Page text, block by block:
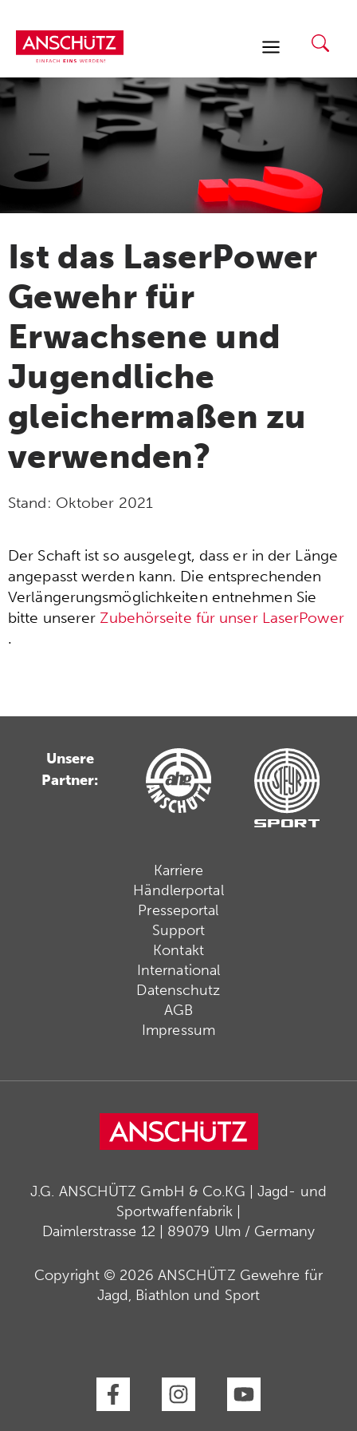
Inhalt
springen
Ist das LaserPower
Gewehr für
Erwachsene und
Jugendliche
gleichermaßen zu
verwenden?
Stand: Oktober 2021
Der Schaft ist so ausgelegt, dass er in der Länge
angepasst werden kann. Die entsprechenden
Verlängerungsmöglichkeiten entnehmen Sie
bitte unserer Zubehörseite für unser LaserPower
.
Unsere
Partner:
Karriere
Händlerportal
Presseportal
Support
Kontakt
International
Datenschutz
AGB
Impressum
J.G. ANSCHÜTZ GmbH & Co.KG | Jagd- und
Sportwaffenfabrik |
Daimlerstrasse 12 | 89079 Ulm / Germany
Copyright © 2026 ANSCHÜTZ Gewehre für
Jagd, Biathlon und Sport